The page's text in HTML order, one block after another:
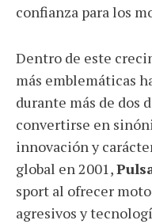
confianza para los
Dentro de este
más emblemáticas
durante más de dos
convertirse en
innovación y
global en 2001,
sport al ofrecer
agresivos y